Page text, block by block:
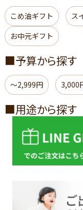
こめ油ギフト ス
お中元ギフト
■予算から探す
～2,999円 3,000
■用途から探す